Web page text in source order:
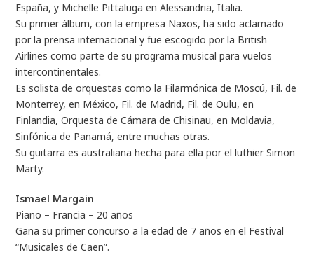
España, y Michelle Pittaluga en Alessandria, Italia.
Su primer álbum, con la empresa Naxos, ha sido aclamado
por la prensa internacional y fue escogido por la British
Airlines como parte de su programa musical para vuelos
intercontinentales.
Es solista de orquestas como la Filarmónica de Moscú, Fil. de
Monterrey, en México, Fil. de Madrid, Fil. de Oulu, en
Finlandia, Orquesta de Cámara de Chisinau, en Moldavia,
Sinfónica de Panamá, entre muchas otras.
Su guitarra es australiana hecha para ella por el luthier Simon
Marty.
Ismael Margain
Piano – Francia – 20 años
Gana su primer concurso a la edad de 7 años en el Festival
“Musicales de Caen”.